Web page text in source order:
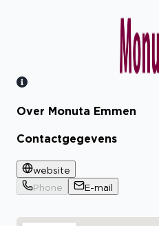
Bekijk certificaat
Over Monuta Emmen
Contactgegevens
website
Phone
E-mail